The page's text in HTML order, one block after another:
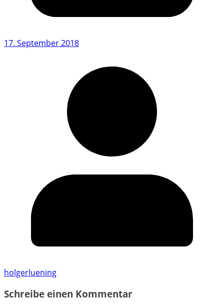
17. September 2018
holgerluening
Schreibe einen Kommentar